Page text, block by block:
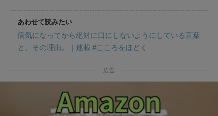
あわせて読みたい
病気になってから絶対に口にしないようにしている言葉
と、その理由。｜連載 #こころをほどく
広告